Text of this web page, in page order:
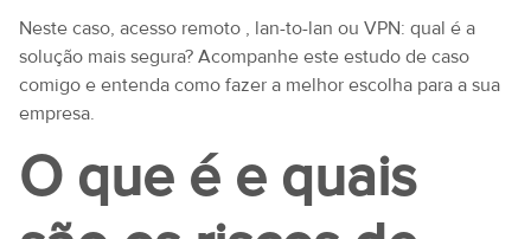
Neste caso, acesso remoto , lan-to-lan ou VPN: qual é a
solução mais segura? Acompanhe este estudo de caso
comigo e entenda como fazer a melhor escolha para a sua
empresa.
O que é e quais